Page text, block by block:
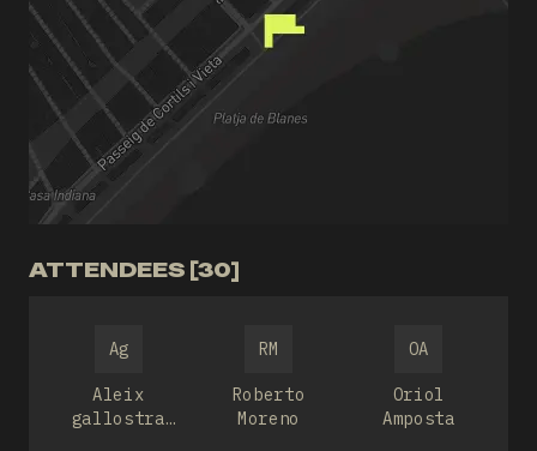
ATTENDEES [30]
Ag
Aleix
gallostra
RM
Roberto
Moreno
OA
Oriol
Amposta